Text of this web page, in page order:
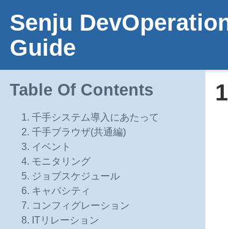
Senju
Guide
Table Of Contents
1. 千手システム導入にあたって
2. 千手ブラウザ(共通編)
3. イベント
4. モニタリング
5. ジョブスケジュール
6. キャパシティ
7. コンフィグレーション
8. ITリレーション